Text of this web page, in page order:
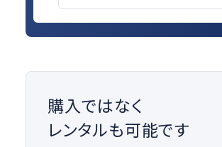
購入ではなく
レンタルも可能です